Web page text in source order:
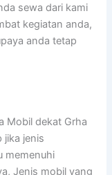
sewa dari kami
kegiatan anda,
anda tetap
Mobil dekat Grha
jika jenis
memenuhi
Jenis mobil yang